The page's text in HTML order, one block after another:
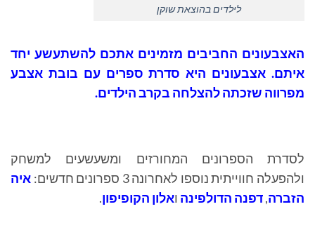
לילדים בהוצאת שוקן
האצבעונים החביבים מזמינים אתכם להשתעשע יחד
איתם. אצבעונים היא סדרת ספרים עם בובת אצבע
מפרווה שזכתה להצלחה בקרב הילדים.
לסדרת הספרונים המחורזים ומשעשעים למשחק
ולהפעלה חווייתית נוספו לאחרונה 3 ספרונים חדשים:
איה
הזברה,דפנה הדולפינה ואלון הקופיפון.